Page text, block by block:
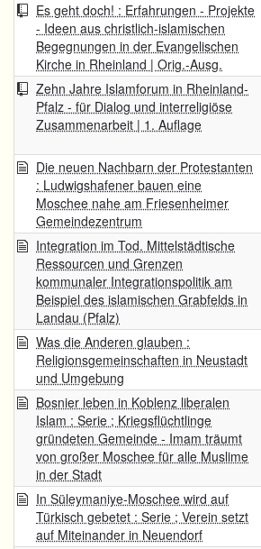
Es geht doch! : Erfahrungen - Projekte
- Ideen aus christlich-islamischen
Begegnungen in der Evangelischen
Kirche in Rheinland | Orig.-Ausg.
Zehn Jahre Islamforum in Rheinland-
Pfalz - für Dialog und interreligiöse
Zusammenarbeit | 1. Auflage
Die neuen Nachbarn der Protestanten
: Ludwigshafener bauen eine
Moschee nahe am Friesenheimer
Gemeindezentrum
Integration im Tod. Mittelstädtische
Ressourcen und Grenzen
kommunaler Integrationspolitik am
Beispiel des islamischen Grabfelds in
Landau (Pfalz)
Was die Anderen glauben :
Religionsgemeinschaften in Neustadt
und Umgebung
Bosnier leben in Koblenz liberalen
Islam : Serie ; Kriegsflüchtlinge
gründeten Gemeinde - Imam träumt
von großer Moschee für alle Muslime
in der Stadt
In Süleymaniye-Moschee wird auf
Türkisch gebetet : Serie ; Verein setzt
auf Miteinander in Neuendorf